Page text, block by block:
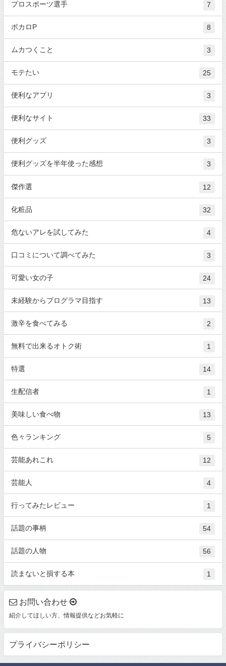
プロスポーツ選手 7
ボカロP 8
ムカつくこと 3
モテたい 25
便利なアプリ 3
便利なサイト 33
便利グッズ 3
便利グッズを半年使った感想 3
傑作選 12
化粧品 32
危ないアレを試してみた 4
口コミについて調べてみた 3
可愛い女の子 24
未経験からプログラマ目指す 13
激辛を食べてみる 2
無料で出来るオトク術 1
特選 14
生配信者 1
美味しい食べ物 13
色々ランキング 5
芸能あれこれ 12
芸能人 4
行ってみたレビュー 1
話題の事柄 54
話題の人物 56
読まないと損する本 1
お問い合わせ
紹介してほしい方、情報提供などお気軽に
プライバシーポリシー